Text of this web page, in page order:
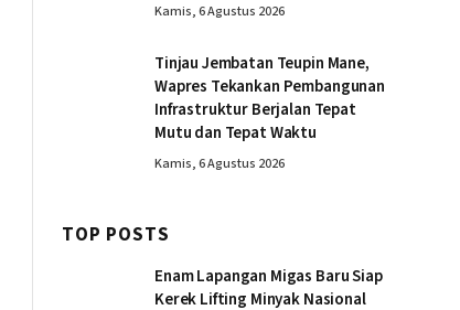
Kamis, 6 Agustus 2026
Tinjau Jembatan Teupin Mane,
Wapres Tekankan Pembangunan
Infrastruktur Berjalan Tepat
Mutu dan Tepat Waktu
Kamis, 6 Agustus 2026
TOP POSTS
Enam Lapangan Migas Baru Siap
Kerek Lifting Minyak Nasional